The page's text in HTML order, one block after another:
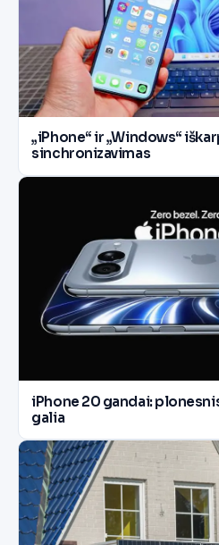
„iPhone“ ir „Windows“
sinchronizavimas
iPhone 20 gandai:
galia